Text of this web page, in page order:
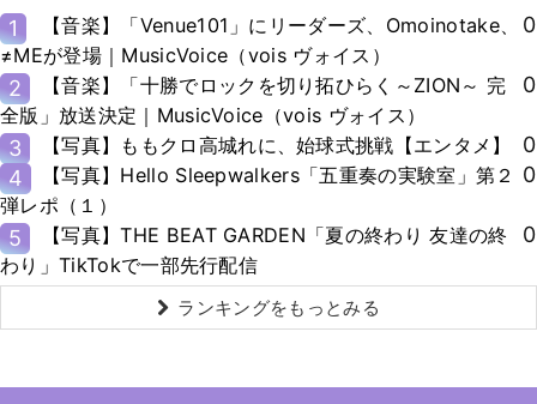
1
【音楽】「Venue101」にリーダーズ、Omoinotake、
≠MEが登場｜MusicVoice（vois ヴォイス）
0
2
【音楽】「十勝でロックを切り拓ひらく～ZION～ 完
全版」放送決定｜MusicVoice（vois ヴォイス）
0
3 【写真】ももクロ高城れに、始球式挑戦【エンタメ】
0
4
【写真】Hello Sleepwalkers「五重奏の実験室」第２
弾レポ（１）
0
5
【写真】THE BEAT GARDEN「夏の終わり 友達の終
わり」TikTokで一部先行配信
0
ランキングをもっとみる